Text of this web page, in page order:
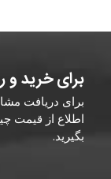
برای خرید و
برای دریافت
اطلاع از قیمت
بگیرید.